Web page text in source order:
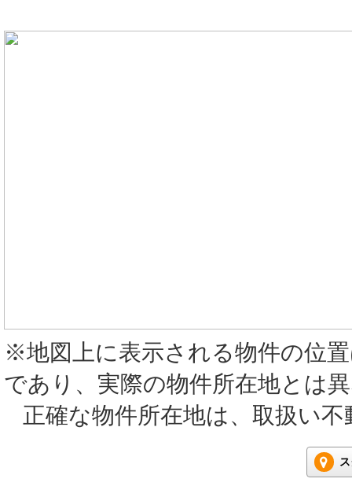
※地図上に表示される物件の位
であり、実際の物件所在地とは
正確な物件所在地は、取扱い